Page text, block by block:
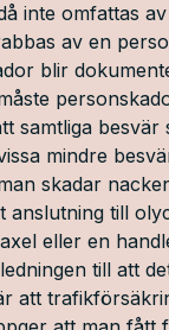
inte omfattas
av en
blir
samtliga
mindre
skadar
anslutning till
eller en
till att
att